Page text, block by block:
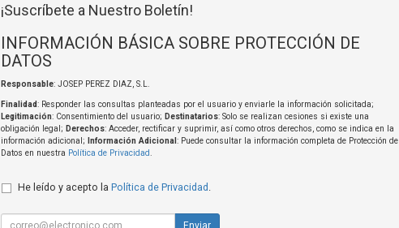
¡Suscríbete a Nuestro Boletín!
INFORMACIÓN BÁSICA SOBRE PROTECCIÓN DE
DATOS
Responsable: JOSEP PEREZ DIAZ, S.L.
Finalidad: Responder las consultas planteadas por el usuario y enviarle la información solicitada;
Legitimación: Consentimiento del usuario; Destinatarios: Solo se realizan cesiones si existe una
obligación legal; Derechos: Acceder, rectificar y suprimir, así como otros derechos, como se indica en la
información adicional;
Información Adicional : Puede consultar la información completa de Protección de
Datos en nuestra Política de Privacidad.
He leído y acepto la Política de Privacidad .